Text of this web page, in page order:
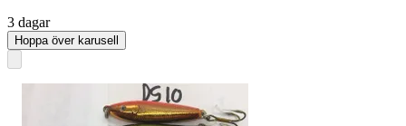
3 dagar
Hoppa över karusell